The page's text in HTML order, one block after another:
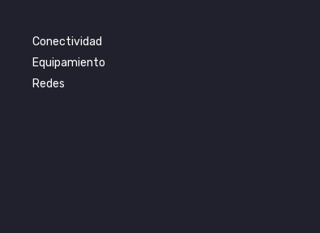
Conectividad
Equipamiento
Redes